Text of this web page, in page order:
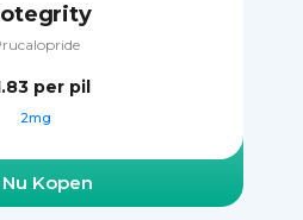
per pil
2mg
Nu Kopen